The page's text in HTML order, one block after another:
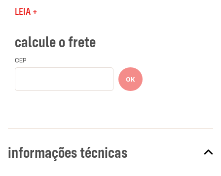
Quinze anos depois, a Disney é um colosso que
abarca ativos como Pixar, Marvel, Lucasfilm e 21st
maior do que em 2005, e Iger hoje é considerado um
da nossa era.
, Iger compartilha as lições
otimismo, coragem e justiça.
LEIA +
calcule o frete
CEP
OK
informações técnicas